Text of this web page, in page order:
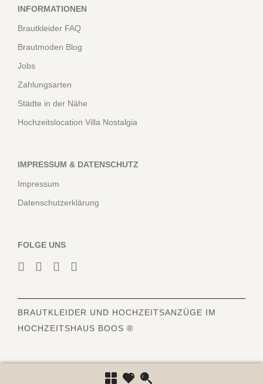
INFORMATIONEN
Brautkleider FAQ
Brautmoden Blog
Jobs
Zahlungsarten
Städte in der Nähe
Hochzeitslocation Villa Nostalgia
IMPRESSUM & DATENSCHUTZ
Impressum
Datenschutzerklärung
FOLGE UNS
BRAUTKLEIDER UND HOCHZEITSANZÜGE IM
HOCHZEITSHAUS BOOS ®